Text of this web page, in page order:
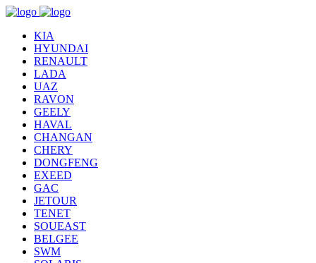
KIA
HYUNDAI
RENAULT
LADA
UAZ
RAVON
GEELY
HAVAL
CHANGAN
CHERY
DONGFENG
EXEED
GAC
JETOUR
TENET
SOUEAST
BELGEE
SWM